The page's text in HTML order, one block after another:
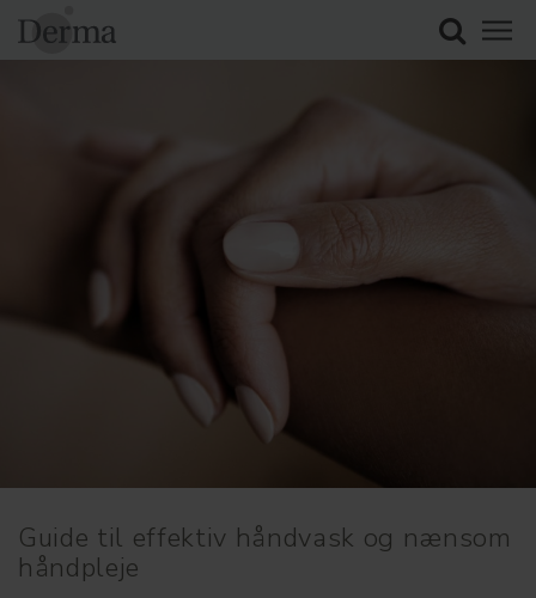
Guide til effektiv håndvask og nænsom
håndpleje